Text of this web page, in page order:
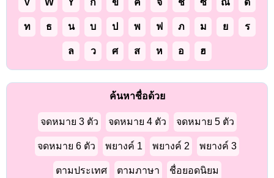
V W Y ก ข ค จ ช ซ ณ ด
ท ธ น บ ป พ ฟ ภ ม ย ร
ล ว ศ ส ห อ ฮ
ค้นหาชื่อด้วย
จดหมาย 3 ตัว จดหมาย 4 ตัว จดหมาย 5 ตัว
จดหมาย 6 ตัว พยางค์ 1 พยางค์ 2 พยางค์ 3
ตามประเทศ ตามภาษา ชื่อยอดนิยม